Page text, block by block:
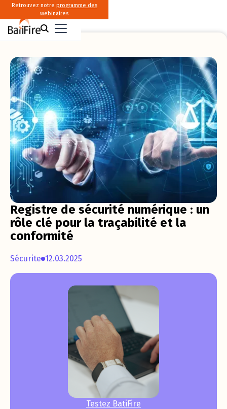
Retrouvez notre programme des
webinaires
Registre de sécurité numérique : un
rôle clé pour la traçabilité et la
conformité
Sécurite 12.03.2025
Testez BatiFire